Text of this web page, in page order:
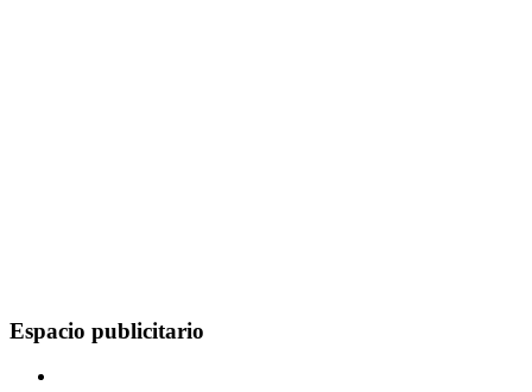
Espacio publicitario